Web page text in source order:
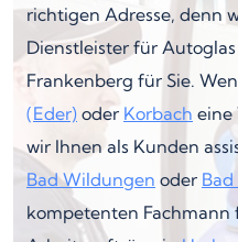
richtigen Adresse, denn
Dienstleister für
Frankenberg für Sie.
(Eder) oder Korbach eine
wir Ihnen als Kunden
Bad Wildungen oder
kompetenten Fachmann